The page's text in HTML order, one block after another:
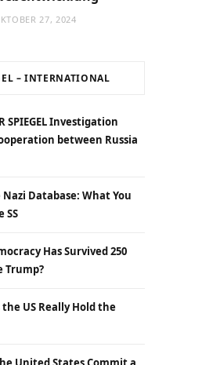
27, 2024
– INTERNATIONAL
SPIEGEL Investigation
between Russia
Database: What You
SS
Has Survived 250
Trump?
US Really Hold the